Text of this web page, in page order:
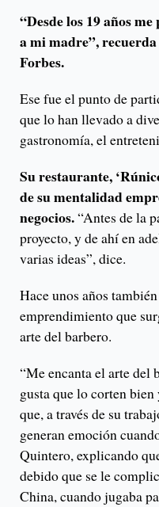
“Desde los 19 años
a mi madre”,
Forbes.
Ese fue el punto de
que lo han llevado a
gastronomía, el
Su restaurante,
de su mentalidad
negocios.“Antes de la
proyecto, y de ahí en
varias ideas”, dice.
Hace unos años
emprendimiento que
arte del barbero.
“Me encanta el arte del
gusta que lo corten
que, a través de su
generan emoción
Quintero, explicando
debido que se le
China, cuando jugaba